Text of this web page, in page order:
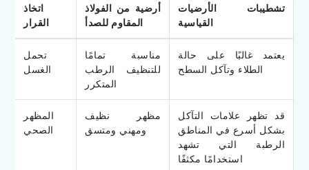
اتخاذ
القرار
أرضية من الفولاذ
المقاوم للصدأ
تشطيبات الأرضيات
القياسية
تحمل
الغسل
مناسبة تمامًا
للتنظيف الرطب
المتكرر
يعتمد غالبًا على حالة
الطلاء وتآكل السطح
المظهر
الصحي
مظهر نظيف
ومهني ومتسق
قد تظهر علامات التآكل
بشكل أسرع في المناطق
الرطبة التي تشهد
استخدامًا مكثفًا